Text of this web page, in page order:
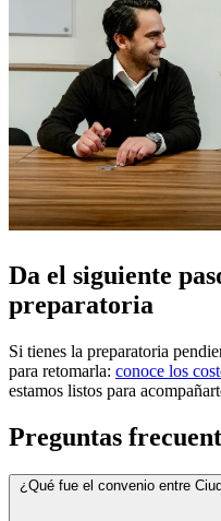
Da el siguiente
preparatoria
Si tienes la preparatoria
para retomarla: conoce los
estamos listos para
Preguntas
¿Qué fue el convenio entre